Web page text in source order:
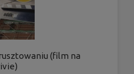
(film na